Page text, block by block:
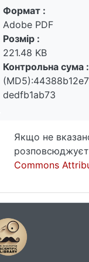
Формат :
Adobe PDF
Розмір :
221.48 KB
Контрольна сума :
dedfb1ab73
Якщо не
Commons